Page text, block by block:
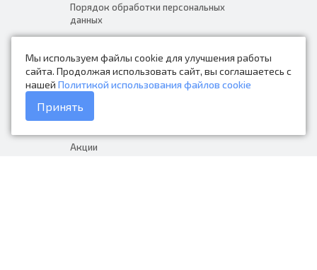
Мы используем файлы cookie для улучшения работы
сайта. Продолжая использовать сайт, вы соглашаетесь с
нашей Политикой использования файлов cookie
Принять
Порядок обработки персональных
данных
Контакты
Каталог товаров
Доставка и оплата
Акции